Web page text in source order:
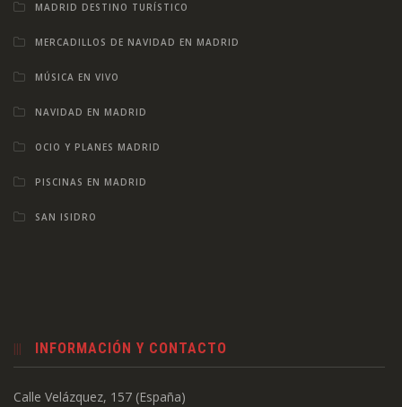
MADRID DESTINO TURÍSTICO
MERCADILLOS DE NAVIDAD EN MADRID
MÚSICA EN VIVO
NAVIDAD EN MADRID
OCIO Y PLANES MADRID
PISCINAS EN MADRID
SAN ISIDRO
INFORMACIÓN Y CONTACTO
Calle Velázquez, 157 (España)